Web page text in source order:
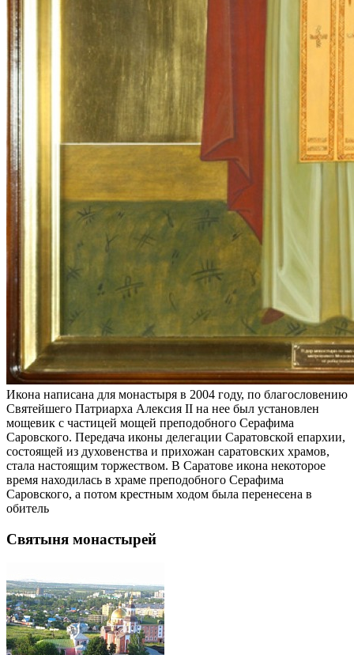
Икона написана для монастыря в 2004 году, по благословению
Святейшего Патриарха Алексия II на нее был установлен
мощевик с частицей мощей преподобного Серафима
Саровского. Передача иконы делегации Саратовской епархии,
состоящей из духовенства и прихожан саратовских храмов,
стала настоящим торжеством. В Саратове икона некоторое
время находилась в храме преподобного Серафима
Саровского, а потом крестным ходом была перенесена в
обитель
Святыня монастырей